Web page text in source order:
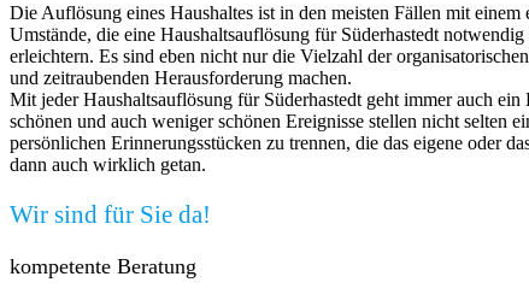
Die Auflösung eines Haushaltes ist in den meisten Fällen mit
Umstände, die eine Haushaltsauflösung für Süderhastedt
erleichtern. Es sind eben nicht nur die Vielzahl der
und zeitraubenden Herausforderung machen.
Mit jeder Haushaltsauflösung für Süderhastedt geht immer auch
schönen und auch weniger schönen Ereignisse stellen nicht selten
persönlichen Erinnerungsstücken zu trennen, die das eigene oder
dann auch wirklich getan.
Wir sind für Sie da!
kompetente Beratung